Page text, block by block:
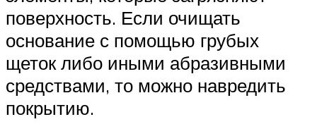
поверхность. Если очищать
основание с помощью грубых
щеток либо иными абразивными
средствами, то можно навредить
покрытию.